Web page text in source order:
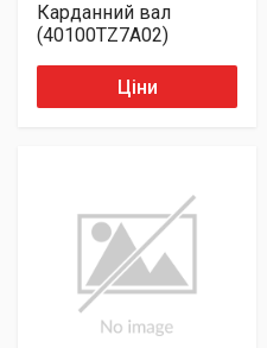
Карданний вал
(40100TZ7A02)
Ціни